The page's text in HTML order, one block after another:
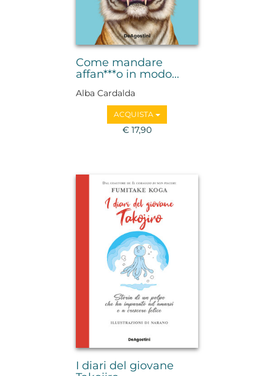
Come mandare
affan***o in modo...
Alba Cardalda
ACQUISTA
€ 17,90
I diari del giovane